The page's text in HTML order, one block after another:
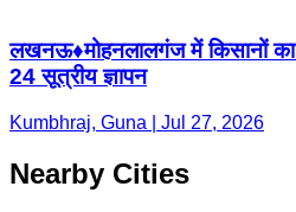
लखनऊ♦️मोहनलालगंज में किसानों का
24 सूत्रीय ज्ञापन
Kumbhraj, Guna | Jul 27, 2026
Nearby Cities